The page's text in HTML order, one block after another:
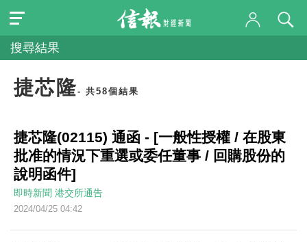
搜尋結果
捷芯隆- 共58個結果
捷芯隆(02115) 通函 - [一般性授權 / 在股東
批准的情況下重選或委任董事 / 回購股份的
說明函件]
即時新聞 港交所通告
2024/04/25 04:42